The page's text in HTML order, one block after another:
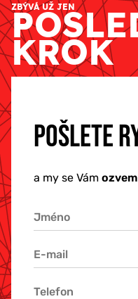
ZBÝVÁ UŽ JEN
KROK
POŠLETE
a my se Vám